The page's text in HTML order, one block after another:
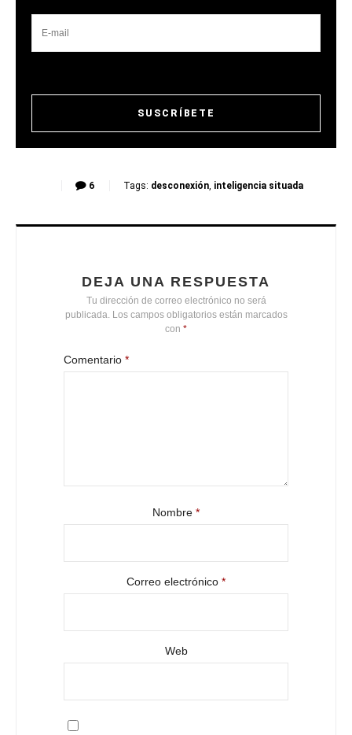
6 Tags: desconexión, inteligencia situada
DEJA UNA RESPUESTA
Tu dirección de correo electrónico no será
publicada. Los campos obligatorios están marcados
con *
Comentario *
Nombre *
Correo electrónico *
Web